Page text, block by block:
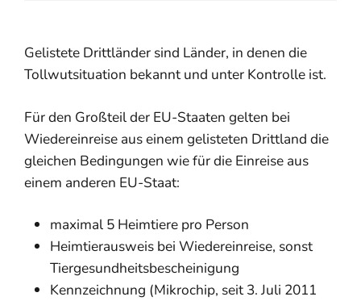
Gelistete Drittländer sind Länder, in denen die
Tollwutsituation bekannt und unter Kontrolle ist.
Für den Großteil der EU-Staaten gelten bei
Wiedereinreise aus einem gelisteten Drittland die
gleichen Bedingungen wie für die Einreise aus
einem anderen EU-Staat:
maximal 5 Heimtiere pro Person
Heimtierausweis bei Wiedereinreise, sonst
Tiergesundheitsbescheinigung
Kennzeichnung (Mikrochip, seit 3. Juli 2011